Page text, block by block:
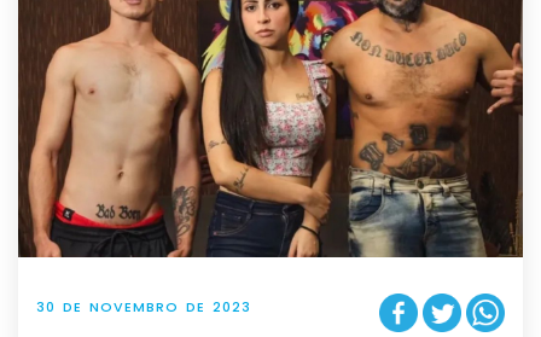
30 DE NOVEMBRO DE 2023